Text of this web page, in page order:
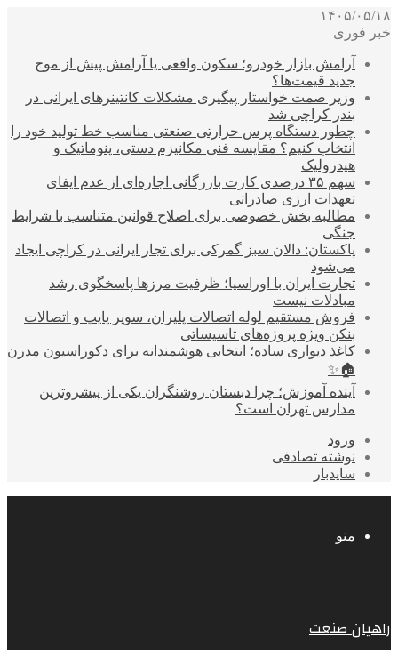
۱۴۰۵/۰۵/۱۸
خبر فوری
آرامش بازار خودرو؛ سکون واقعی یا آرامش پیش از موج
جدید قیمت‌ها؟
وزیر صمت خواستار پیگیری مشکلات کانتینرهای ایرانی در
بندر کراچی شد
چطور دستگاه پرس حرارتی صنعتی مناسب خط تولید خود را
انتخاب کنیم؟ مقایسه فنی مکانیزم دستی، پنوماتیک و
هیدرولیک
سهم ۳۵ درصدی کارت بازرگانی اجاره‌ای از عدم ایفای
تعهدات ارزی صادراتی
مطالبه بخش خصوصی برای اصلاح قوانین متناسب با شرایط
جنگی
پاکستان: دالان سبز گمرکی برای تجار ایرانی در کراچی ایجاد
می‌شود
تجارت ایران با اوراسیا؛ ظرفیت مرزها پاسخگوی رشد
مبادلات نیست
فروش مستقیم لوله اتصالات پلیران، سوپر پایپ و اتصالات
بنکن ویژه پروژه‌های تاسیساتی
کاغذ دیواری ساده؛ انتخابی هوشمندانه برای دکوراسیون مدرن
🏠✨
آینده آموزش؛ چرا دبستان روشنگران یکی از پیشروترین
مدارس تهران است؟
ورود
نوشته تصادفی
سایدبار
منو
راهیان صنعت